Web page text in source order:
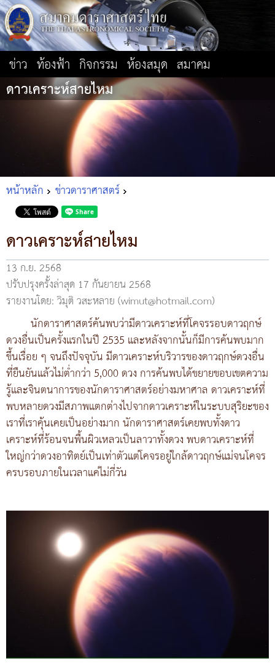
ข่าว ท้องฟ้า กิจกรรม ห้องสมุด สมาคม
ดาวเคราะห์สายไหม
หน้าหลัก ข่าวดาราศาสตร์
ดาวเคราะห์สายไหม
13 ก.ย. 2568
ปรับปรุงครั้งล่าสุด 17 กันยายน 2568
รายงานโดย: วิมุติ วสะหลาย (wimut@hotmail.com)
นักดาราศาสตร์ค้นพบว่ามีดาวเคราะห์ที่โคจรรอบดาวฤกษ์
ดวงอื่นเป็นครั้งแรกในปี 2535 และหลังจากนั้นก็มีการค้นพบมาก
ขึ้นเรื่อย ๆ จนถึงปัจจุบัน มีดาวเคราะห์บริวารของดาวฤกษ์ดวงอื่น
ที่ยืนยันแล้วไม่ต่ำกว่า 5,000 ดวง การค้นพบได้ขยายขอบเขตความ
รู้และจินตนาการของนักดาราศาสตร์อย่างมหาศาล ดาวเคราะห์ที่
พบหลายดวงมีสภาพแตกต่างไปจากดาวเคราะห์ในระบบสุริยะของ
เราที่เราคุ้นเคยเป็นอย่างมาก นักดาราศาสตร์เคยพบทั้งดาว
เคราะห์ที่ร้อนจนพื้นผิวเหลวเป็นลาวาทั้งดวง พบดาวเคราะห์ที่
ใหญ่กว่าดวงอาทิตย์เป็นเท่าตัวแต่โคจรอยู่ใกล้ดาวฤกษ์แม่จนโคจร
ครบรอบภายในเวลาแค่ไม่กี่วัน